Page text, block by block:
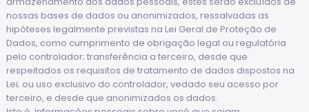
nossas bases de dados ou anonimizados, ressalvadas as
hipóteses legalmente previstas na Lei Geral de Proteção de
Dados, como cumprimento de obrigação legal ou regulatória
pelo controlador; transferência a terceiro, desde que
respeitados os requisitos de tratamento de dados dispostos na
Lei; ou uso exclusivo do controlador, vedado seu acesso por
terceiro, e desde que anonimizados os dados.